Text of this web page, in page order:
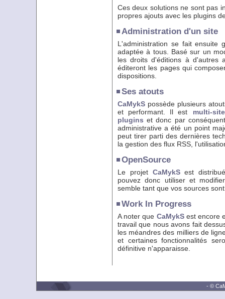
Ces deux solutions ne sont pas
propres ajouts avec les plugins
Administration d'un site
L'administration se fait ensuite
adaptée à tous. Basé sur un
les droits d'éditions à d'autres
éditeront les pages qui
dispositions.
Ses atouts
CaMykS possède plusieurs
et performant. Il est
multi-site
plugins et donc par
administrative a été un point
peut tirer parti des dernières
la gestion des flux RSS,
OpenSource
Le projet CaMykSest
pouvez donc utiliser et
semble tant que vos sources
Work In Progress
A noter que CaMykSest encore
travail que nous avons fait
les méandres des milliers de
et certaines fonctionnalités
définitive n'apparaisse.
- ©